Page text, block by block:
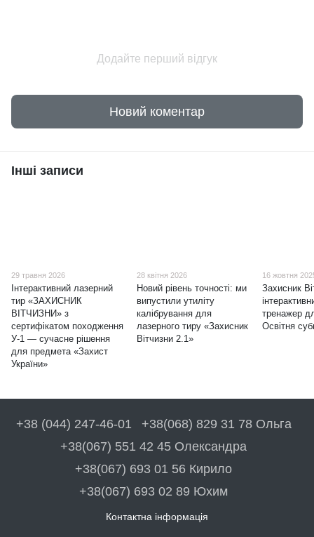
Додайте перший відгук
Новий коментар
Інші записи
29 травня 2026
Інтерактивний лазерний
тир «ЗАХИСНИК
ВІТЧИЗНИ» з
сертифікатом походження
У-1 — сучасне рішення
для предмета «Захист
України»
28 квітня 2026
Новий рівень точності: ми
випустили утиліту
калібрування для
лазерного тиру «Захисник
Вітчизни 2.1»
16 жовтня
Захисник
тренажер
Освітня
+38 (044) 247-46-01
+38(068) 829 31 78 Ольга
+38(067) 551 42 45 Олександра
+38(067) 693 01 56 Кирило
+38(067) 693 02 89 Юхим
Контактна інформація